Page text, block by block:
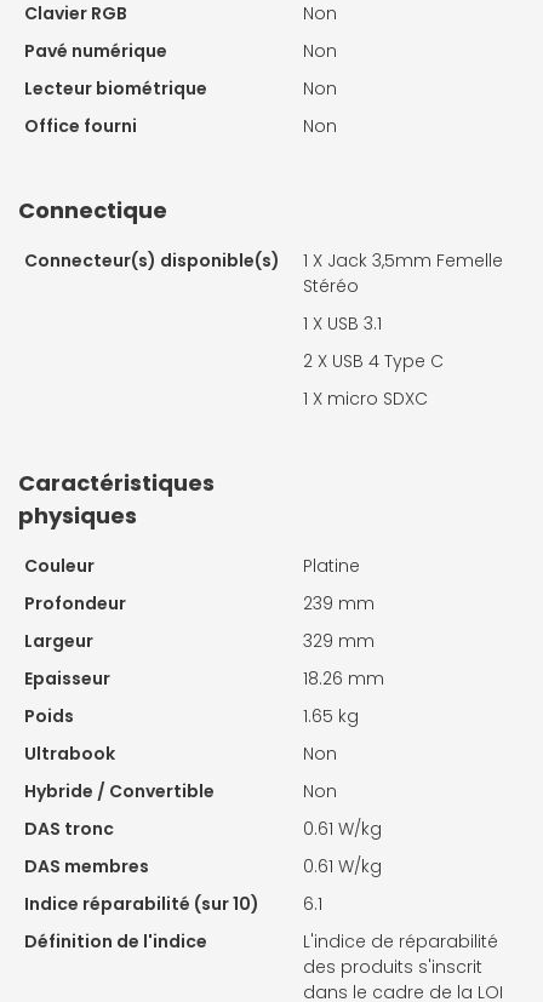
Clavier RGB
Non
Pavé numérique
Non
Lecteur biométrique
Non
Office fourni
Non
Connectique
Connecteur(s) disponible(s) 1 X Jack 3,5mm Femelle
Stéréo
1 X USB 3.1
2 X USB 4 Type C
1 X micro SDXC
Caractéristiques
physiques
Couleur
Platine
Profondeur
239 mm
Largeur
329 mm
Epaisseur
18.26 mm
Poids
1.65 kg
Ultrabook
Non
Hybride / Convertible
Non
DAS tronc
0.61 W/kg
DAS membres
0.61 W/kg
Indice réparabilité (sur 10)
6.1
Définition de l'indice
L'indice de réparabilité
des produits s'inscrit
dans le cadre de la LOI